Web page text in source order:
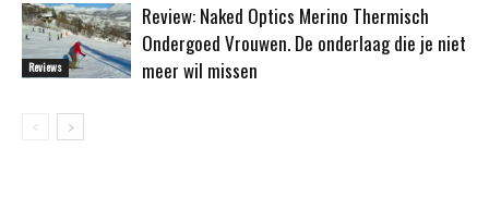
Reviews
Review: Naked Optics Merino Thermisch
Ondergoed Vrouwen. De onderlaag die je niet
meer wil missen